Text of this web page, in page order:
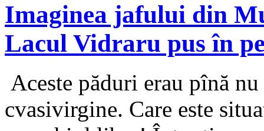
Imaginea jafului din
Lacul Vidraru pus în
Aceste păduri erau pînă
cvasivirgine. Care este